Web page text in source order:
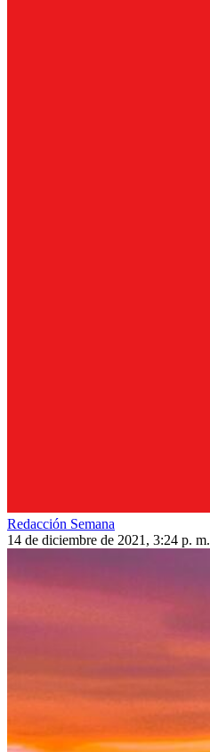
Redacción Semana
14 de diciembre de 2021, 3:24 p. m.